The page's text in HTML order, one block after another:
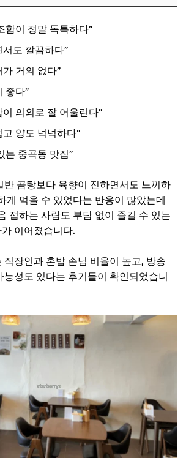
합이 정말 독특하다”
도 깔끔하다”
거의 없다”
좋다”
의외로 잘 어울린다”
양도 넉넉하다”
는 중곡동 맛집”
반 곰탕보다 육향이 진하면서도 느끼하
게 먹을 수 있었다는 반응이 많았는데
접하는 사람도 부담 없이 즐길 수 있는
이어졌습니다.
직장인과 혼밥 손님 비율이 높고, 방송
성도 있다는 후기들이 확인되었습니